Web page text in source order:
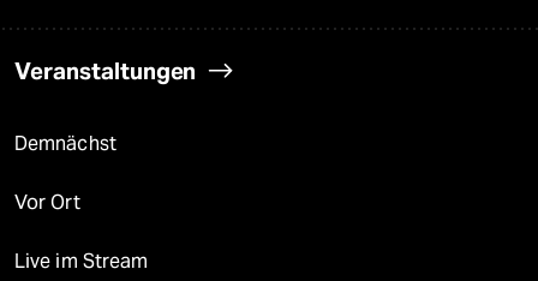
Veranstaltungen
Demnächst
Vor Ort
Live im Stream